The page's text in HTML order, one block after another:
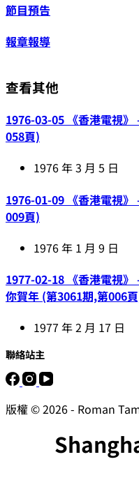
節目預告
報章報導
查看其他
1976-03-05 《香港電視
058頁)
1976 年 3 月 5 日
1976-01-09 《香港電視
009頁)
1976 年 1 月 9 日
1977-02-18 《香港電視
你賀年 (第3061期,第006
1977 年 2 月 17 日
聯絡站主
版權 © 2026 - Roman